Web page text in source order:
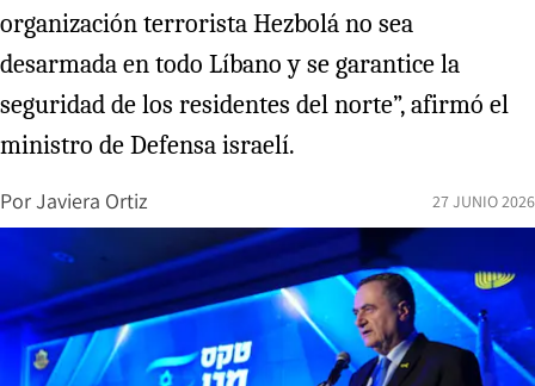
organización terrorista Hezbolá no sea
desarmada en todo Líbano y se garantice la
seguridad de los residentes del norte”, afirmó el
ministro de Defensa israelí.
PorJaviera Ortiz 27 JUNIO 2026